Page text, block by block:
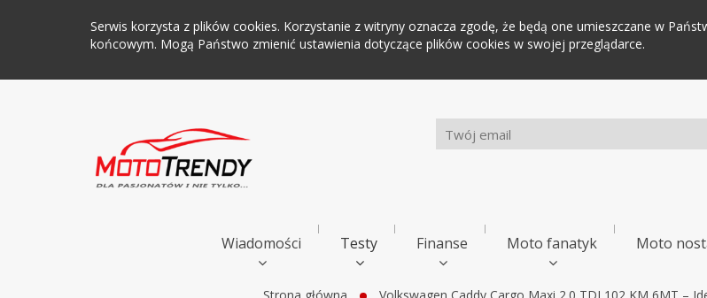
Serwis korzysta z plików cookies. Korzystanie z witryny oznacza zgodę, że będą one umieszczane w
końcowym. Mogą Państwo zmienić ustawienia dotyczące plików cookies w swojej przeglądarce.
Wiadomości Testy Finanse Moto fanatyk Moto